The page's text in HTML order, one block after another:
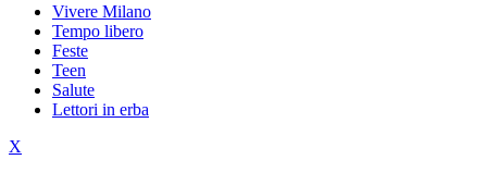
Vivere Milano
Tempo libero
Feste
Teen
Salute
Lettori in erba
X